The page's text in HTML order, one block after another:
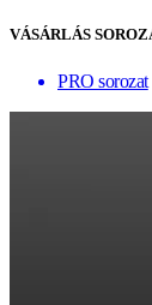
VÁSÁRLÁS
PRO sorozat